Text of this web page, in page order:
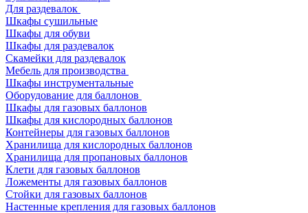
Для раздевалок
Шкафы сушильные
Шкафы для обуви
Шкафы для раздевалок
Скамейки для раздевалок
Мебель для производства
Шкафы инструментальные
Оборудование для баллонов
Шкафы для газовых баллонов
Шкафы для кислородных баллонов
Контейнеры для газовых баллонов
Хранилища для кислородных баллонов
Хранилища для пропановых баллонов
Клети для газовых баллонов
Ложементы для газовых баллонов
Стойки для газовых баллонов
Настенные крепления для газовых баллонов